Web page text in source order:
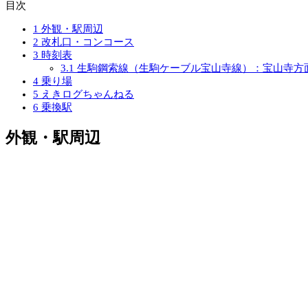
目次
1 外観・駅周辺
2 改札口・コンコース
3 時刻表
3.1 生駒鋼索線（生駒ケーブル宝山寺線）：宝山寺方
4 乗り場
5 えきログちゃんねる
6 乗換駅
外観・駅周辺